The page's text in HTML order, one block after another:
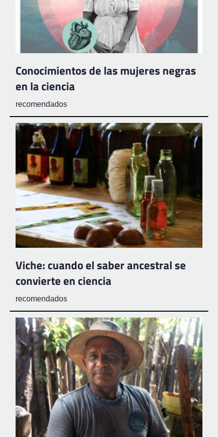
Conocimientos de las mujeres negras
en la ciencia
recomendados
Viche: cuando el saber ancestral se
convierte en ciencia
recomendados